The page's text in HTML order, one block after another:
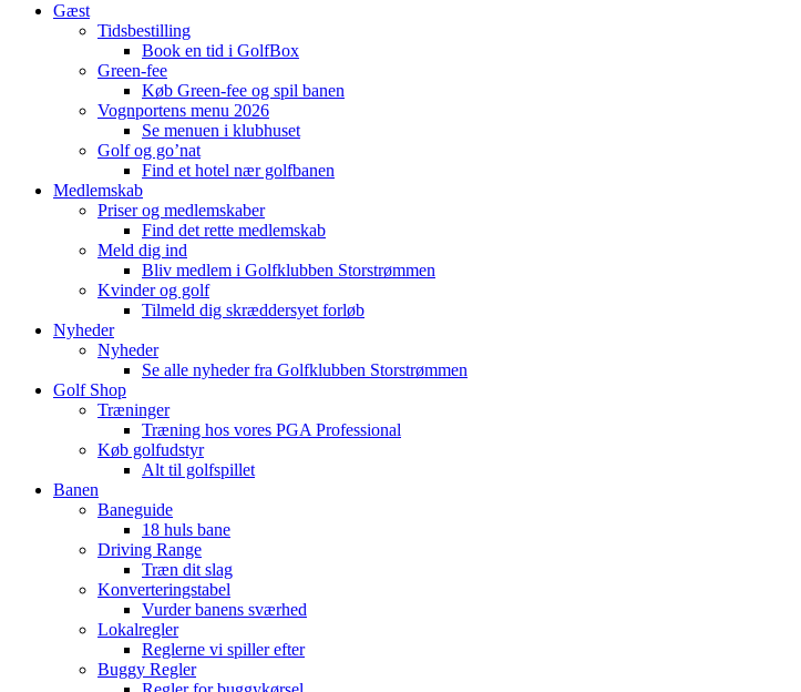
Gæst
Tidsbestilling
Book en tid i GolfBox
Green-fee
Køb Green-fee og spil banen
Vognportens menu 2026
Se menuen i klubhuset
Golf og go’nat
Find et hotel nær golfbanen
Medlemskab
Priser og medlemskaber
Find det rette medlemskab
Meld dig ind
Bliv medlem i Golfklubben Storstrømmen
Kvinder og golf
Tilmeld dig skræddersyet forløb
Nyheder
Nyheder
Se alle nyheder fra Golfklubben Storstrømmen
Golf Shop
Træninger
Træning hos vores PGA Professional
Køb golfudstyr
Alt til golfspillet
Banen
Baneguide
18 huls bane
Driving Range
Træn dit slag
Konverteringstabel
Vurder banens sværhed
Lokalregler
Reglerne vi spiller efter
Buggy Regler